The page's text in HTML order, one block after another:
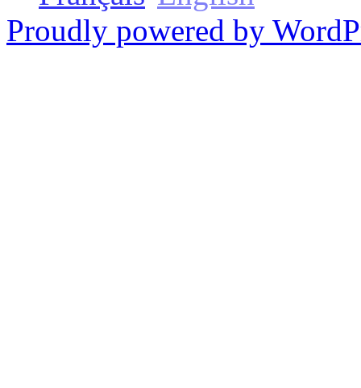
Proudly powered by